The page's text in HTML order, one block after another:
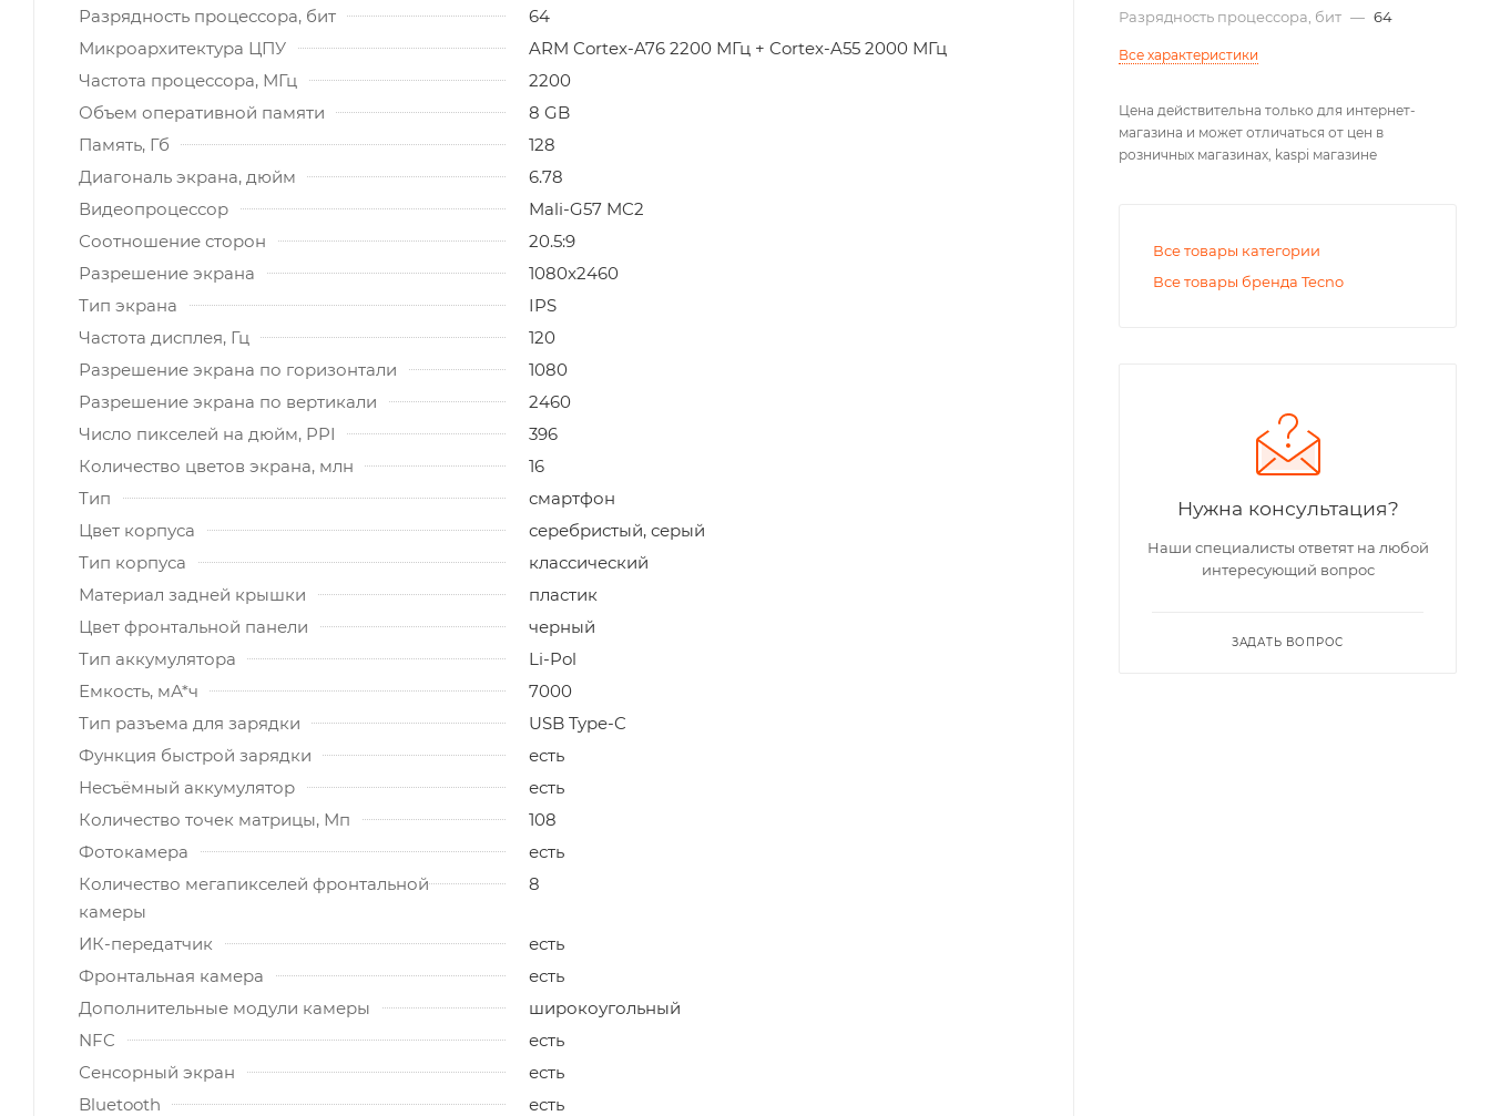
Разрядность процессора, бит
64
Микроархитектура ЦПУ
ARM Cortex-A76 2200 МГц + Cortex-A55 2000 МГц
Частота процессора, МГц
2200
Объем оперативной памяти
8 GB
Память, Гб
128
Диагональ экрана, дюйм
6.78
Видеопроцессор
Mali-G57 MC2
Соотношение сторон
20.5:9
Разрешение экрана
1080x2460
Тип экрана
IPS
Частота дисплея, Гц
120
Разрешение экрана по горизонтали
1080
Разрешение экрана по вертикали
2460
Число пикселей на дюйм, PPI
396
Количество цветов экрана, млн
16
Тип
смартфон
Цвет корпуса
серебристый, серый
Тип корпуса
классический
Материал задней крышки
пластик
Цвет фронтальной панели
черный
Тип аккумулятора
Li-Pol
Емкость, мА*ч
7000
Тип разъема для зарядки
USB Type-C
Функция быстрой зарядки
есть
Несъёмный аккумулятор
есть
Количество точек матрицы, Мп
108
Фотокамера
есть
Количество мегапикселей фронтальной
камеры
8
ИК-передатчик
есть
Фронтальная камера
есть
Дополнительные модули камеры
широкоугольный
NFC
есть
Сенсорный экран
есть
Bluetooth
есть
Разрядность процессора, бит — 64
Все характеристики
Цена действительна только для интернет-
магазина и может отличаться от цен в
розничных магазинах, kaspi магазине
Все товары категории
Все товары бренда Tecno
Нужна консультация?
Наши специалисты ответят на любой
интересующий вопрос
ЗАДАТЬ ВОПРОС